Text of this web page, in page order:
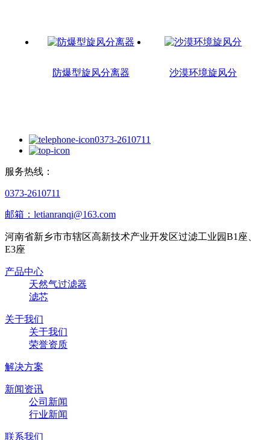
防爆型旋风分离器 沙漠环境旋风分
0373-2610711
服务热线：
0373-2610711
邮箱：letianranqi@163.com
河南省新乡市市辖区高新技术产业开发区过滤工业园B1座、
E3座
产品中心
天然气过滤器
滤芯
关于我们
关于我们
荣誉资质
解决方案
新闻资讯
公司新闻
行业新闻
联系我们